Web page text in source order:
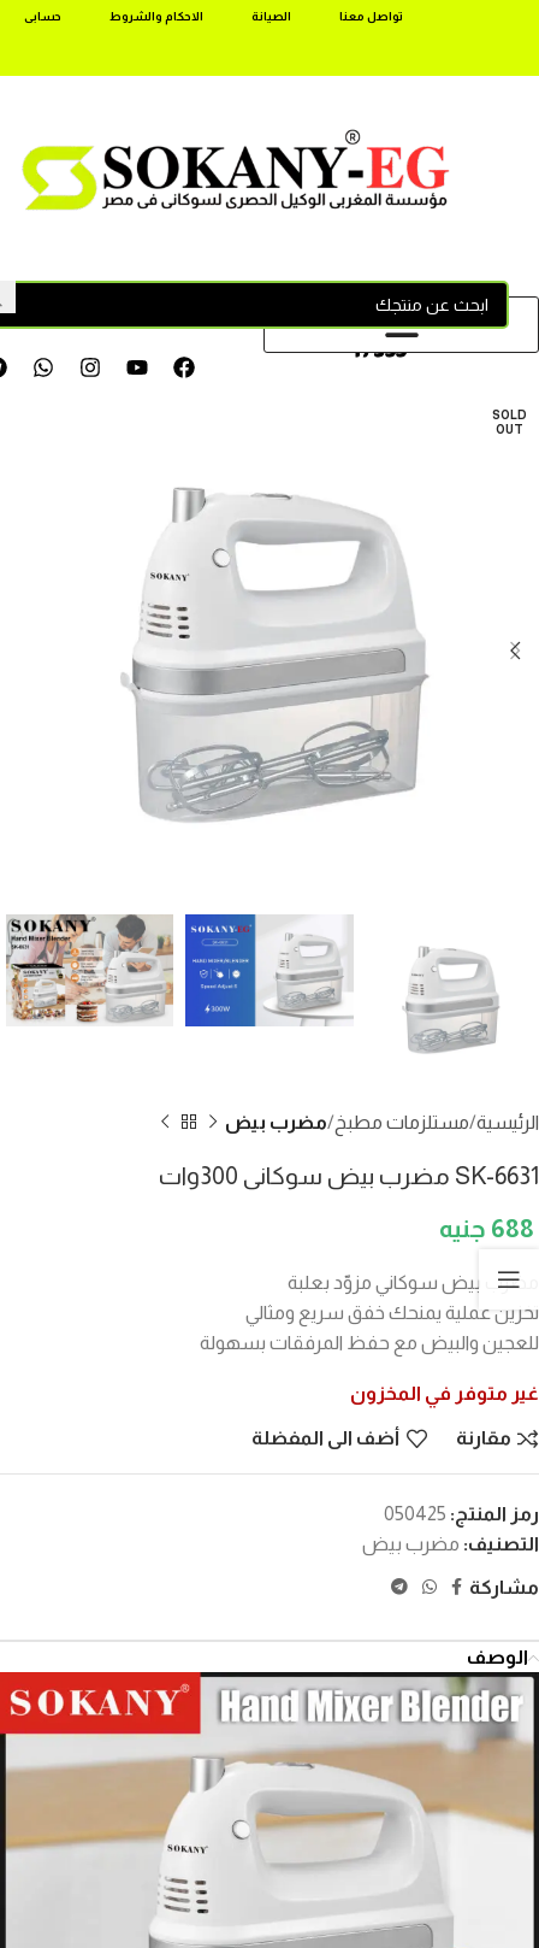
تواصل معنا الصيانة الاحكام والشروط حسابى
17355
SOLD
OUT
الرئيسية مستلزمات مطبخ مضرب بيض
SK-6631 مضرب بيض سوكانى 300وات
688
مضرب بيض سوكاني مزوّد بعلبة
تخزين عملية يمنحك خفق سريع ومثالي
للعجين والبيض مع حفظ المرفقات بسهولة
غير متوفر في المخزون
مقارنة أضف الى المفضلة
رمز المنتج: 050425
التصنيف: مضرب بيض
مشاركة
الوصف